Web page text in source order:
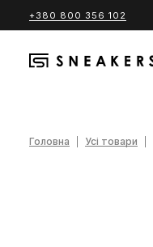
+380 800 356 102
Головна Усі товари